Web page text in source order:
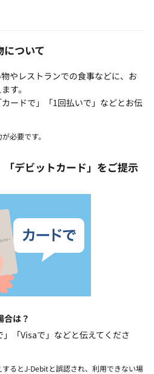
ついて
やレストランでの食事などに、お
す。
ードで」「1回払いで」などとお伝
必要です。
デビットカード」をご提示
合は？
」「Visaで」などと伝えてくださ
るとJ-Debitと誤認され、利用できない場